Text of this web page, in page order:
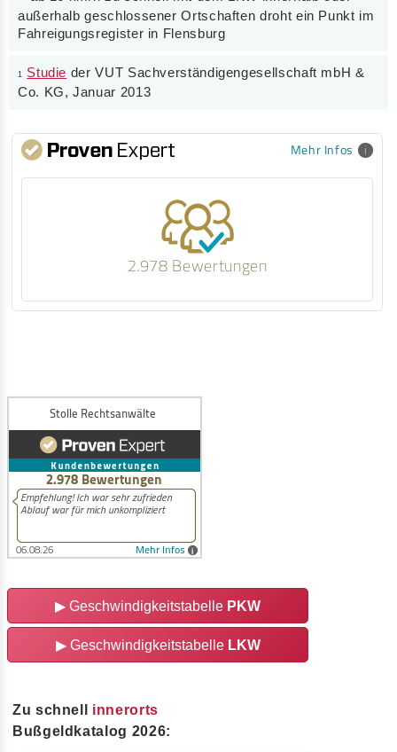
außerhalb geschlossener Ortschaften droht ein Punkt im
Fahreigungsregister in Flensburg
1 Studie der VUT Sachverständigengesellschaft mbH &
Co. KG, Januar 2013
Mehr Infos
2.978 Bewertungen
▶ Geschwindigkeitstabelle PKW
▶Geschwindigkeitstabelle LKW
Zu schnell innerorts
Bußgeldkatalog 2026: